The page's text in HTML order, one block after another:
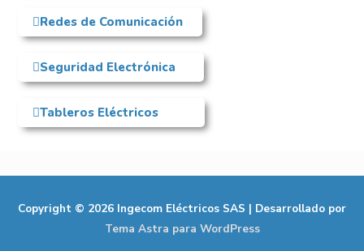
Redes de Comunicación
Seguridad Electrónica
Tableros Eléctricos
Copyright © 2026 Ingecom Eléctricos SAS | Desarrollado por
Tema Astra para WordPress